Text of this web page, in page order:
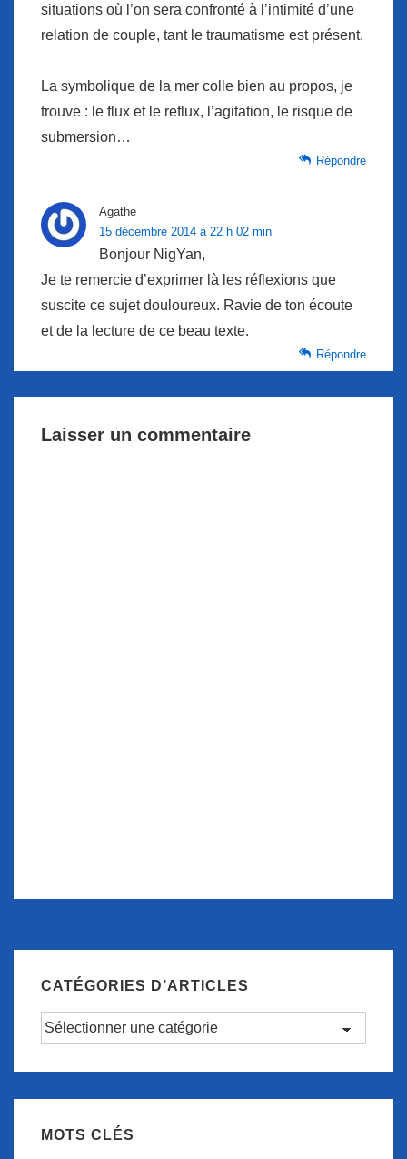
situations où l’on sera confronté à l’intimité d’une
relation de couple, tant le traumatisme est présent.
La symbolique de la mer colle bien au propos, je
trouve : le flux et le reflux, l’agitation, le risque de
submersion…
Répondre
Agathe
15 décembre 2014 à 22 h 02 min
Bonjour NigYan,
Je te remercie d’exprimer là les réflexions que
suscite ce sujet douloureux. Ravie de ton écoute
et de la lecture de ce beau texte.
Répondre
Laisser un commentaire
CATÉGORIES D’ARTICLES
Catégories
d’articles
MOTS CLÉS